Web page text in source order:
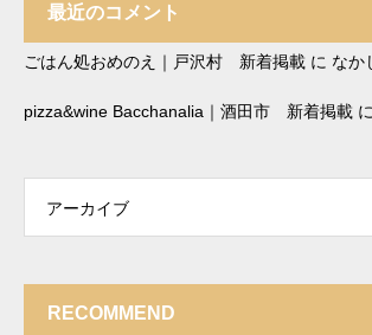
最近のコメント
ごはん処おめのえ｜戸沢村 新着掲載 に なか
pizza&wine Bacchanalia｜酒田市 新着掲載 に
アーカイブ
RECOMMEND